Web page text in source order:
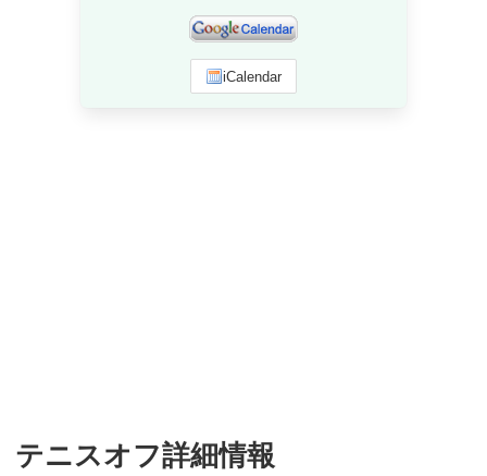
iCalendar
テニスオフ詳細情報